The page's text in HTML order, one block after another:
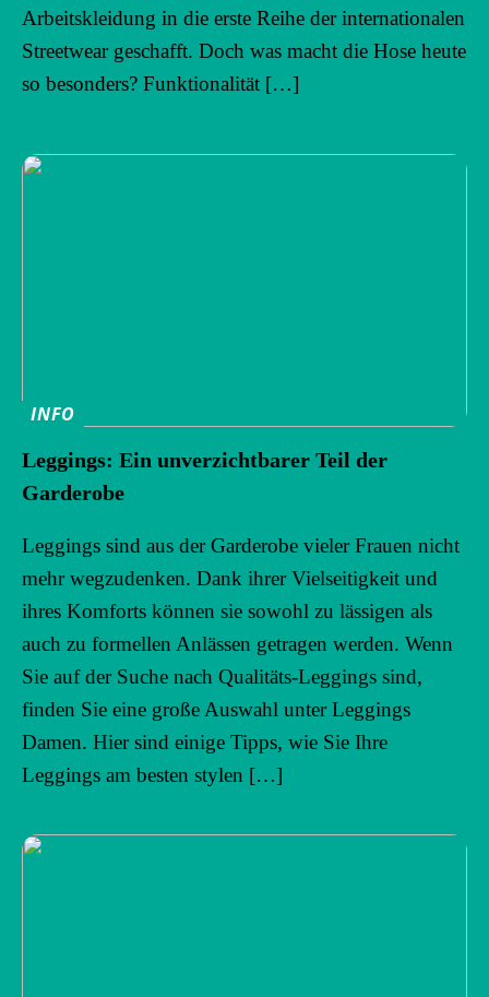
Arbeitskleidung in die erste Reihe der internationalen
Streetwear geschafft. Doch was macht die Hose heute
so besonders? Funktionalität […]
INFO
Leggings: Ein unverzichtbarer Teil der
Garderobe
Leggings sind aus der Garderobe vieler Frauen nicht
mehr wegzudenken. Dank ihrer Vielseitigkeit und
ihres Komforts können sie sowohl zu lässigen als
auch zu formellen Anlässen getragen werden. Wenn
Sie auf der Suche nach Qualitäts-Leggings sind,
finden Sie eine große Auswahl unter Leggings
Damen. Hier sind einige Tipps, wie Sie Ihre
Leggings am besten stylen […]